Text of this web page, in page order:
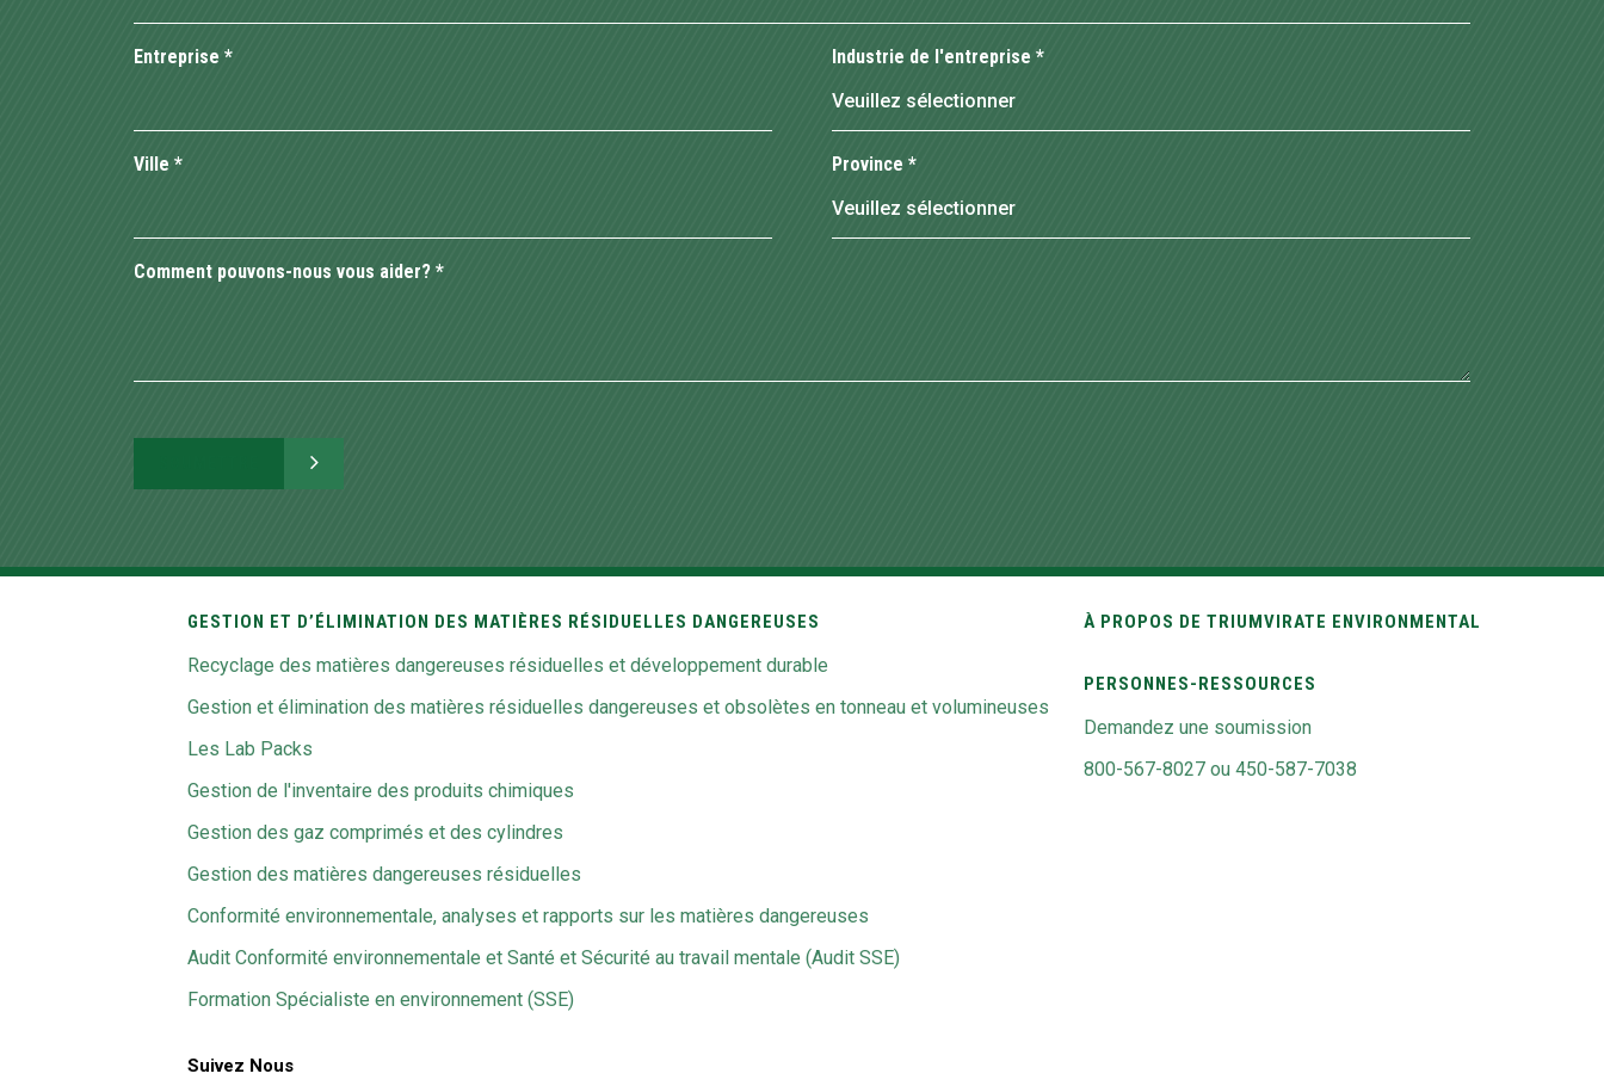
Entreprise * Industrie de l'entreprise *
Ville * Province *
Comment pouvons-nous vous aider? *
GESTION ET D’ÉLIMINATION DES MATIÈRES RÉSIDUELLES DANGEREUSES
Recyclage des matières dangereuses résiduelles et développement durable
Gestion et élimination des matières résiduelles dangereuses et obsolètes en tonneau et volumineuses
Les Lab Packs
Gestion de l'inventaire des produits chimiques
Gestion des gaz comprimés et des cylindres
Gestion des matières dangereuses résiduelles
Conformité environnementale, analyses et rapports sur les matières dangereuses
Audit Conformité environnementale et Santé et Sécurité au travail mentale (Audit SSE)
Formation Spécialiste en environnement (SSE)
Suivez Nous
À PROPOS DE TRIUMVIRATE ENVIRONMENTAL
PERSONNES-RESSOURCES
Demandez une soumission
800-567-8027 ou 450-587-7038